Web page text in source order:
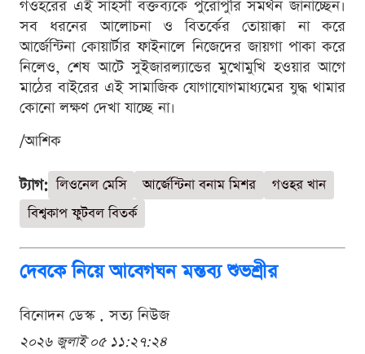
গওহরের এই সাহসী বক্তব্যকে পুরোপুরি সমর্থন জানাচ্ছেন।
সব ধরনের আলোচনা ও বিতর্কের তোয়াক্কা না করে
আর্জেন্টিনা কোয়ার্টার ফাইনালে নিজেদের জায়গা পাকা করে
নিলেও, শেষ আটে সুইজারল্যান্ডের মুখোমুখি হওয়ার আগে
মাঠের বাইরের এই সামাজিক যোগাযোগমাধ্যমের যুদ্ধ থামার
কোনো লক্ষণ দেখা যাচ্ছে না।
/আশিক
ট্যাগ: লিওনেল মেসি আর্জেন্টিনা বনাম মিশর
গওহর খান
বিশ্বকাপ ফুটবল বিতর্ক
দেবকে নিয়ে আবেগঘন মন্তব্য শুভশ্রীর
বিনোদন ডেস্ক . সত্য নিউজ
২০২৬ জুলাই ০৫ ১১:২৭:২৪